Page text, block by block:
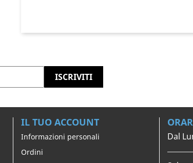
IL TUO ACCOUNT
Informazioni personali
Ordini
Dal